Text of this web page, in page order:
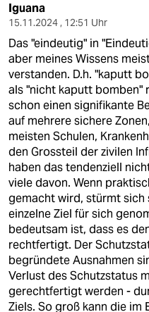
Iguana
15.11.2024 , 12:51 Uhr
Das "eindeutig" in
aber meines Wissens
verstanden. D.h. "kaputt
als "nicht kaputt bomben"
schon einen signifikante
auf mehrere sichere
meisten Schulen,
den Grossteil der zivilen
haben das tendenziell
viele davon. Wenn
gemacht wird, stürmt sich
einzelne Ziel für sich
bedeutsam ist, dass es
rechtfertigt. Der
begründete Ausnahmen
Verlust des Schutzstatus
gerechtfertigt werden -
Ziels. So groß kann die im